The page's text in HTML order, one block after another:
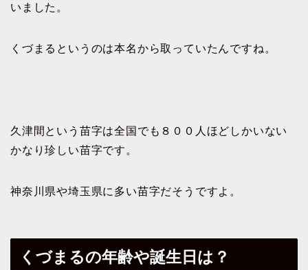
いました。
くづまるというのは本名から取っていたんですね。
久津間という苗字は全国でも８００人ほどしかいない
かなり珍しい苗字です。
神奈川県や埼玉県に多い苗字だそうですよ。
くづまるの年齢や誕生日は？